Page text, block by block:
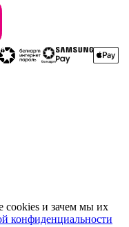
пт 9:00–17:00
cookies и зачем мы их
конфиденциальности